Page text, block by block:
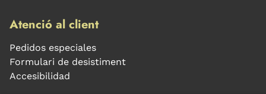
Atenció al client
Pedidos especiales
Formulari de desistiment
Accesibilidad